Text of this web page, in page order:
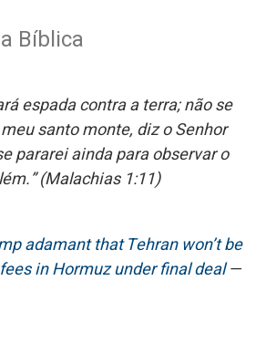
Bíblica
espada contra a terra; não se
santo monte, diz o Senhor
pararei ainda para observar o
(Malachias 1:11)
adamant that Tehran won’t be
in Hormuz under final deal—